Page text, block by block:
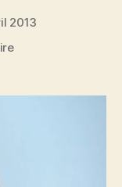
2013
sur
riches